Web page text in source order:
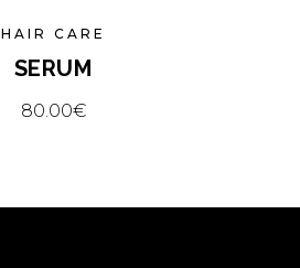
HAIR CARE
SERUM
80.00€